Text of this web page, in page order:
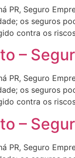
PR, Seguro
os seguros
contra os
–
PR, Seguro
os seguros
contra os
–
PR, Seguro